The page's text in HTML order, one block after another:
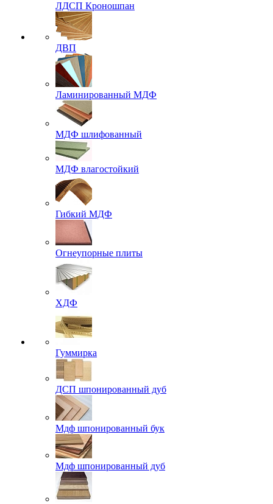
ЛДСП Кроношпан
ДВП
Ламинированный МДФ
МДФ шлифованный
МДФ влагостойкий
Гибкий МДФ
Огнеупорные плиты
ХДФ
Гуммирка
ДСП шпонированный дуб
Мдф шпонированный бук
Мдф шпонированный дуб